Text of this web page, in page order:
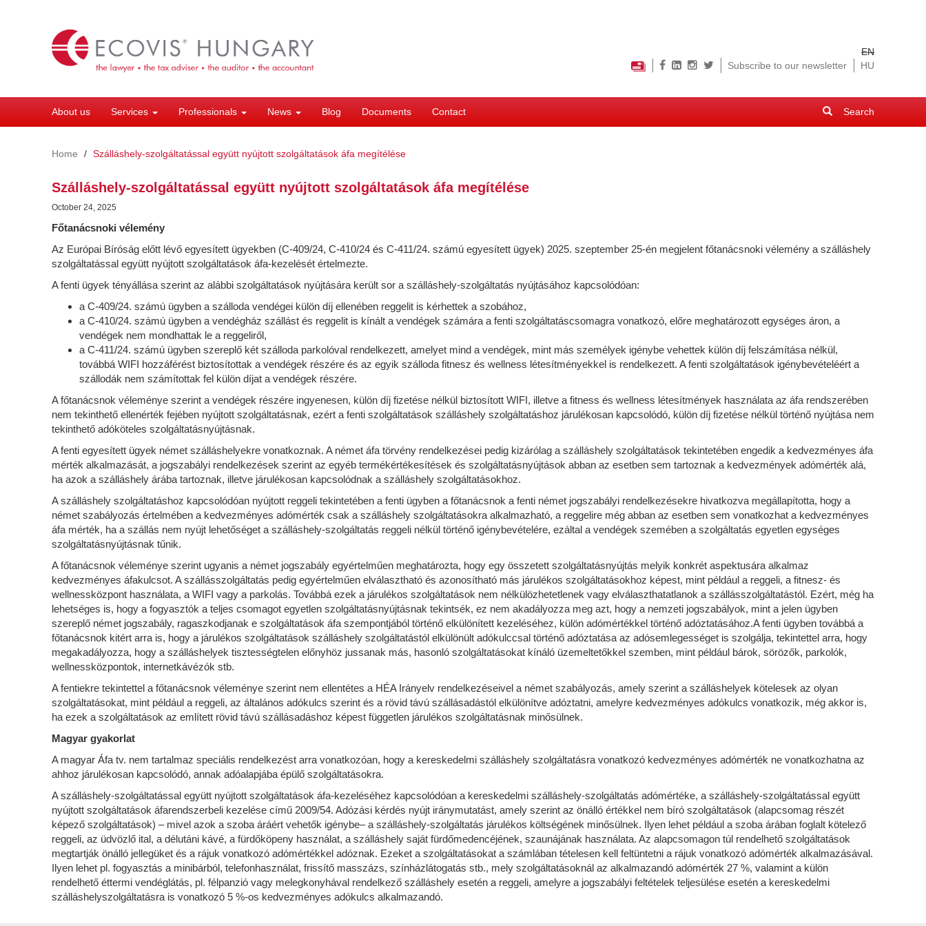
Subscribe to our newsletter
EN
HU
About us Services Professionals News Blog Documents Contact
Search
form
Home
Szálláshely-szolgáltatással együtt nyújtott szolgáltatások áfa megítélése
Szálláshely-szolgáltatással együtt nyújtott szolgáltatások áfa megítélése
October 24, 2025
Főtanácsnoki vélemény
Az Európai Bíróság előtt lévő egyesített ügyekben (C-409/24, C-410/24 és C-411/24. számú egyesített ügyek) 2025. szeptember 25-én megjelent főtanácsnoki vélemény a szálláshely
szolgáltatással együtt nyújtott szolgáltatások áfa-kezelését értelmezte.
A fenti ügyek tényállása szerint az alábbi szolgáltatások nyújtására került sor a szálláshely-szolgáltatás nyújtásához kapcsolódóan:
a C-409/24. számú ügyben a szálloda vendégei külön díj ellenében reggelit is kérhettek a szobához,
a C-410/24. számú ügyben a vendégház szállást és reggelit is kínált a vendégek számára a fenti szolgáltatáscsomagra vonatkozó, előre meghatározott egységes áron, a
vendégek nem mondhattak le a reggeliről,
a C-411/24. számú ügyben szereplő két szálloda parkolóval rendelkezett, amelyet mind a vendégek, mint más személyek igénybe vehettek külön díj felszámítása nélkül,
továbbá WIFI hozzáférést biztosítottak a vendégek részére és az egyik szálloda fitnesz és wellness létesítményekkel is rendelkezett. A fenti szolgáltatások igénybevételéért a
szállodák nem számítottak fel külön díjat a vendégek részére.
A főtanácsnok véleménye szerint a vendégek részére ingyenesen, külön díj fizetése nélkül biztosított WIFI, illetve a fitness és wellness létesítmények használata az áfa rendszerében
nem tekinthető ellenérték fejében nyújtott szolgáltatásnak, ezért a fenti szolgáltatások szálláshely szolgáltatáshoz járulékosan kapcsolódó, külön díj fizetése nélkül történő nyújtása nem
tekinthető adóköteles szolgáltatásnyújtásnak.
A fenti egyesített ügyek német szálláshelyekre vonatkoznak. A német áfa törvény rendelkezései pedig kizárólag a szálláshely szolgáltatások tekintetében engedik a kedvezményes áfa
mérték alkalmazását, a jogszabályi rendelkezések szerint az egyéb termékértékesítések és szolgáltatásnyújtások abban az esetben sem tartoznak a kedvezmények adómérték alá,
ha azok a szálláshely árába tartoznak, illetve járulékosan kapcsolódnak a szálláshely szolgáltatásokhoz.
A szálláshely szolgáltatáshoz kapcsolódóan nyújtott reggeli tekintetében a fenti ügyben a főtanácsnok a fenti német jogszabályi rendelkezésekre hivatkozva megállapította, hogy a
német szabályozás értelmében a kedvezményes adómérték csak a szálláshely szolgáltatásokra alkalmazható, a reggelire még abban az esetben sem vonatkozhat a kedvezményes
áfa mérték, ha a szállás nem nyújt lehetőséget a szálláshely-szolgáltatás reggeli nélkül történő igénybevételére, ezáltal a vendégek szemében a szolgáltatás egyetlen egységes
szolgáltatásnyújtásnak tűnik.
A főtanácsnok véleménye szerint ugyanis a német jogszabály egyértelműen meghatározta, hogy egy összetett szolgáltatásnyújtás melyik konkrét aspektusára alkalmaz
kedvezményes áfakulcsot. A szállásszolgáltatás pedig egyértelműen elválasztható és azonosítható más járulékos szolgáltatásokhoz képest, mint például a reggeli, a fitnesz- és
wellnessközpont használata, a WIFI vagy a parkolás. Továbbá ezek a járulékos szolgáltatások nem nélkülözhetetlenek vagy elválaszthatatlanok a szállásszolgáltatástól. Ezért, még ha
lehetséges is, hogy a fogyasztók a teljes csomagot egyetlen szolgáltatásnyújtásnak tekintsék, ez nem akadályozza meg azt, hogy a nemzeti jogszabályok, mint a jelen ügyben
szereplő német jogszabály, ragaszkodjanak e szolgáltatások áfa szempontjából történő elkülönített kezeléséhez, külön adómértékkel történő adóztatásához.A fenti ügyben továbbá a
főtanácsnok kitért arra is, hogy a járulékos szolgáltatások szálláshely szolgáltatástól elkülönült adókulccsal történő adóztatása az adósemlegességet is szolgálja, tekintettel arra, hogy
megakadályozza, hogy a szálláshelyek tisztességtelen előnyhöz jussanak más, hasonló szolgáltatásokat kínáló üzemeltetőkkel szemben, mint például bárok, sörözők, parkolók,
wellnessközpontok, internetkávézók stb.
A fentiekre tekintettel a főtanácsnok véleménye szerint nem ellentétes a HÉA Irányelv rendelkezéseivel a német szabályozás, amely szerint a szálláshelyek kötelesek az olyan
szolgáltatásokat, mint például a reggeli, az általános adókulcs szerint és a rövid távú szállásadástól elkülönítve adóztatni, amelyre kedvezményes adókulcs vonatkozik, még akkor is,
ha ezek a szolgáltatások az említett rövid távú szállásadáshoz képest független járulékos szolgáltatásnak minősülnek.
Magyar gyakorlat
A magyar Áfa tv. nem tartalmaz speciális rendelkezést arra vonatkozóan, hogy a kereskedelmi szálláshely szolgáltatásra vonatkozó kedvezményes adómérték ne vonatkozhatna az
ahhoz járulékosan kapcsolódó, annak adóalapjába épülő szolgáltatásokra.
A szálláshely-szolgáltatással együtt nyújtott szolgáltatások áfa-kezeléséhez kapcsolódóan a kereskedelmi szálláshely-szolgáltatás adómértéke, a szálláshely-szolgáltatással együtt
nyújtott szolgáltatások áfarendszerbeli kezelése című 2009/54. Adózási kérdés nyújt iránymutatást, amely szerint az önálló értékkel nem bíró szolgáltatások (alapcsomag részét
képező szolgáltatások) – mivel azok a szoba áráért vehetők igénybe– a szálláshely-szolgáltatás járulékos költségének minősülnek. Ilyen lehet például a szoba árában foglalt kötelező
reggeli, az üdvözlő ital, a délutáni kávé, a fürdőköpeny használat, a szálláshely saját fürdőmedencéjének, szaunájának használata. Az alapcsomagon túl rendelhető szolgáltatások
megtartják önálló jellegüket és a rájuk vonatkozó adómértékkel adóznak. Ezeket a szolgáltatásokat a számlában tételesen kell feltüntetni a rájuk vonatkozó adómérték alkalmazásával.
Ilyen lehet pl. fogyasztás a minibárból, telefonhasználat, frissítő masszázs, színházlátogatás stb., mely szolgáltatásoknál az alkalmazandó adómérték 27 %, valamint a külön
rendelhető éttermi vendéglátás, pl. félpanzió vagy melegkonyhával rendelkező szálláshely esetén a reggeli, amelyre a jogszabályi feltételek teljesülése esetén a kereskedelmi
szálláshelyszolgáltatásra is vonatkozó 5 %-os kedvezményes adókulcs alkalmazandó.